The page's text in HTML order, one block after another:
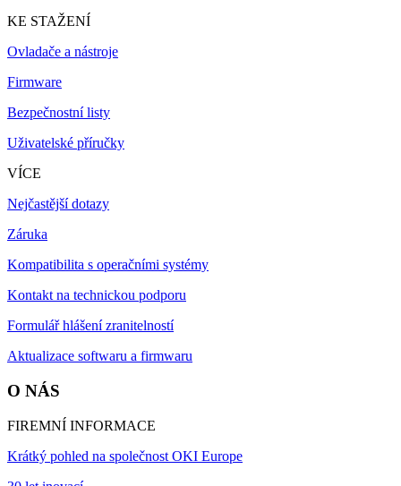
KE STAŽENÍ
Ovladače a nástroje
Firmware
Bezpečnostní listy
Uživatelské příručky
VÍCE
Nejčastější dotazy
Záruka
Kompatibilita s operačními systémy
Kontakt na technickou podporu
Formulář hlášení zranitelností
Aktualizace softwaru a firmwaru
O NÁS
FIREMNÍ INFORMACE
Krátký pohled na společnost OKI Europe